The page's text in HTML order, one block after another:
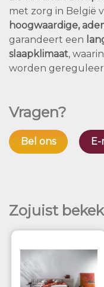
met zorg in België
hoogwaardige,
garandeert een
slaapklimaat,
worden
Vragen?
Bel ons E-
Zojuist